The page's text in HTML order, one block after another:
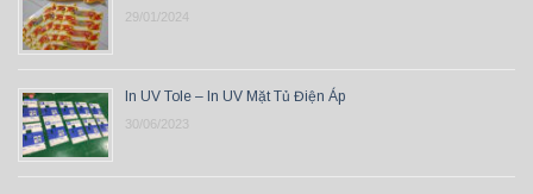
29/01/2024
In UV Tole – In UV Mặt Tủ Điện Áp
30/06/2023